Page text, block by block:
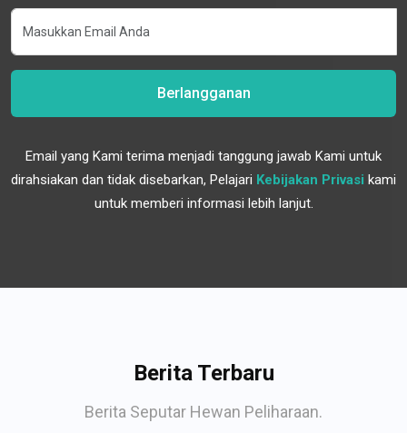
Berlangganan
Email yang Kami terima menjadi tanggung jawab Kami untuk
dirahsiakan dan tidak disebarkan, Pelajari Kebijakan Privasi kami
untuk memberi informasi lebih lanjut.
Berita Terbaru
Berita Seputar Hewan Peliharaan.